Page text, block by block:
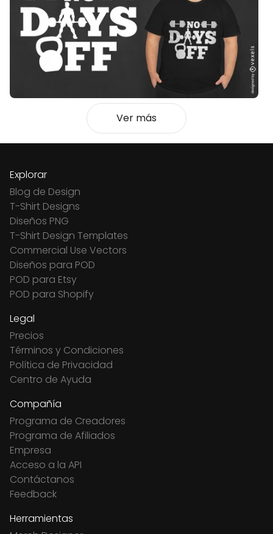
Ver más
Explorar
Blog de Design
T-Shirt Designs
Diseños PNG
T-Shirt Design Templates
Commercial Use Vectors
Diseños para POD
POD para Etsy
POD para Shopify
Legal
Precios
Términos y Condiciones
Política de Privacidad
Centro de Ayuda
Compañía
Programa de Creadores
Programa de Afiliados
Empresa
Acceso a la API
Contáctanos
Feedback
Herramientas